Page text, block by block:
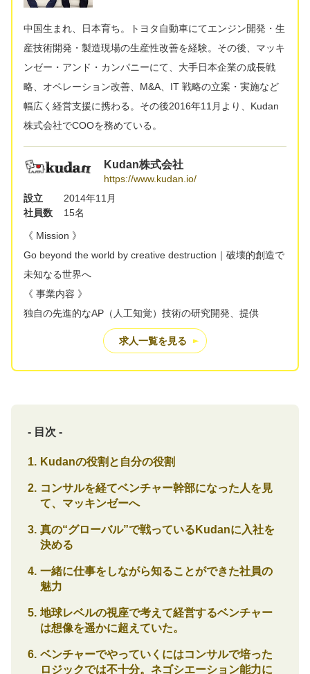
中国生まれ、日本育ち。トヨタ自動車にてエンジン開発・生
産技術開発・製造現場の生産性改善を経験。その後、マッキ
ンゼー・アンド・カンパニーにて、大手日本企業の成長戦
略、オペレーション改善、M&A、IT 戦略の立案・実施など
幅広く経営支援に携わる。その後2016年11月より、Kudan
株式会社でCOOを務めている。
Kudan株式会社
https://www.kudan.io/
設立
2014年11月
社員数
15名
《 Mission 》
Go beyond the world by creative destruction｜破壊的創造で
未知なる世界へ
《 事業内容 》
独自の先進的なAP（人工知覚）技術の研究開発、提供
求人一覧を見る
- 目次 -
Kudanの役割と自分の役割
コンサルを経てベンチャー幹部になった人を見
て、マッキンゼーへ
真の“グローバル”で戦っているKudanに入社を
決める
一緒に仕事をしながら知ることができた社員の
魅力
地球レベルの視座で考えて経営するベンチャー
は想像を遥かに超えていた。
ベンチャーでやっていくにはコンサルで培った
ロジックでは不十分。ネゴシエーション能力に